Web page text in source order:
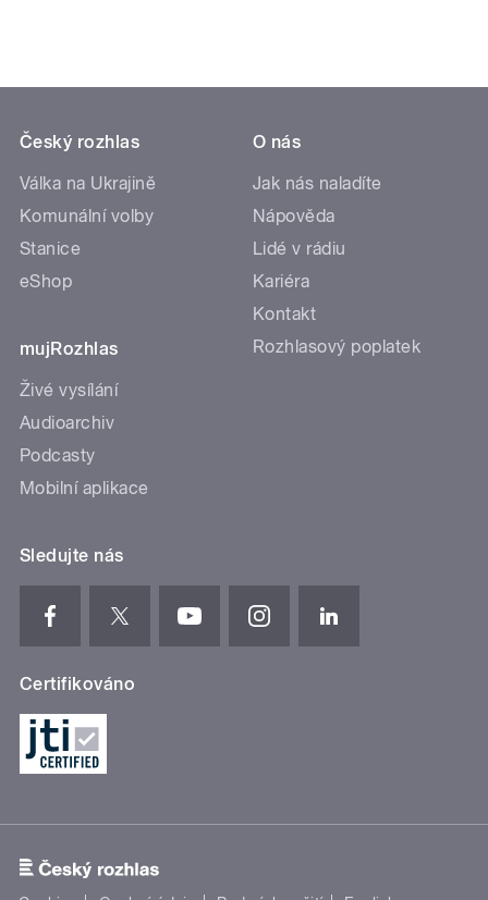
Český rozhlas
Válka na Ukrajině
Komunální volby
Stanice
eShop
mujRozhlas
Živé vysílání
Audioarchiv
Podcasty
Mobilní aplikace
O nás
Jak nás naladíte
Nápověda
Lidé v rádiu
Kariéra
Kontakt
Rozhlasový poplatek
Sledujte nás
Certifikováno